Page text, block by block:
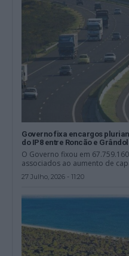
Governo fixa encargos
do IP8 entre Roncão e
O Governo fixou em
associados ao aumento de
27 Julho, 2026 - 11:20